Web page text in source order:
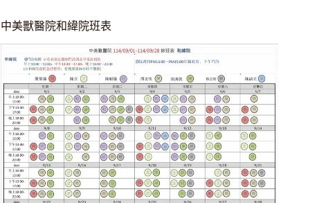
中美獸醫院和緯院班表